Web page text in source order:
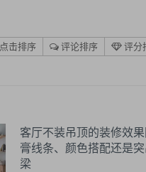
点击排序 评论排序
评分
客厅不装吊顶的装修效
膏线条、颜色搭配还是
梁